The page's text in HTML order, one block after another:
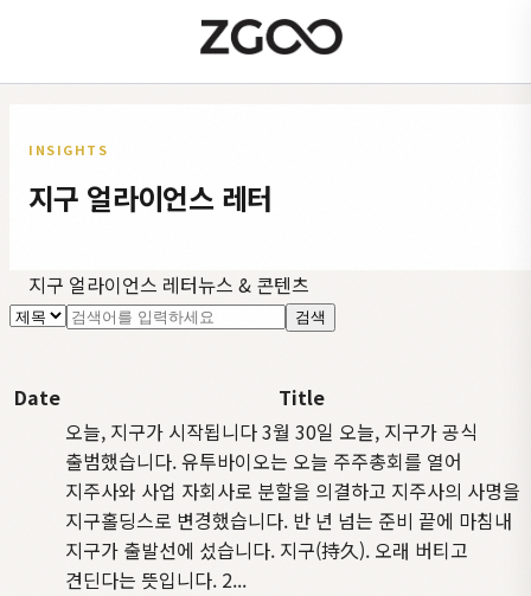
ABOUT
지속가능한
성장, 지구
LEADERSHIP
/ PEOPLE
지구팀
지구 얼라이언스
Companies
Companies
소개
INSIGHTS
지구 얼라이언스 레터
지구 얼라이언스 레터뉴스 & 콘텐츠
검색
Date Title
오늘, 지구가 시작됩니다3월 30일 오늘, 지구가 공식
출범했습니다. 유투바이오는 오늘 주주총회를 열어
지주사와 사업 자회사로 분할을 의결하고 지주사의 사명을
지구홀딩스로 변경했습니다. 반 년 넘는 준비 끝에 마침내
지구가 출발선에 섰습니다. 지구(持久). 오래 버티고
견딘다는 뜻입니다. 2...